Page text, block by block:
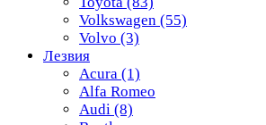
Volkswagen (55)
Volvo (3)
Лезвия
Acura (1)
Alfa Romeo
Audi (8)